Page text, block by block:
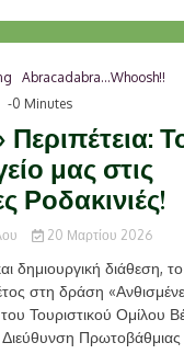
Abracadabra...Whoosh!!
-0 Minutes
μας στις
Ροδακινιές!
20 Μαρτίου 2026
δημιουργική διάθεση,
στη δράση
Τουριστικού Ομίλου